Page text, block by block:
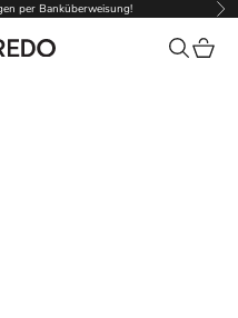
per Banküberweisung! Vor
Suchen